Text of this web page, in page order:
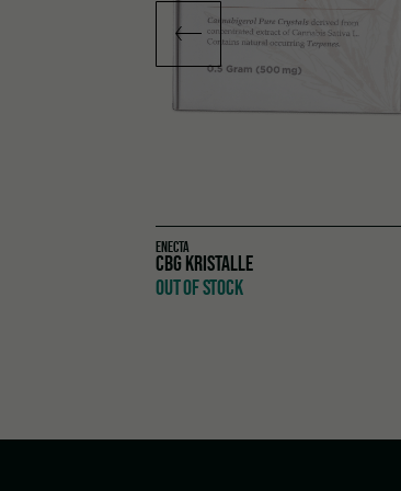
ENECTA
CBG KRISTALLE
OUT OF STOCK